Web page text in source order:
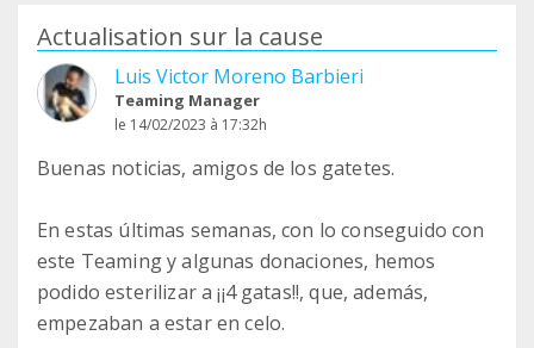
Actualisation sur la cause
Luis Victor Moreno Barbieri
Teaming Manager
le 14/02/2023 à 17:32h
Buenas noticias, amigos de los gatetes.
En estas últimas semanas, con lo conseguido con
este Teaming y algunas donaciones, hemos
podido esterilizar a ¡¡4 gatas!!, que, además,
empezaban a estar en celo.